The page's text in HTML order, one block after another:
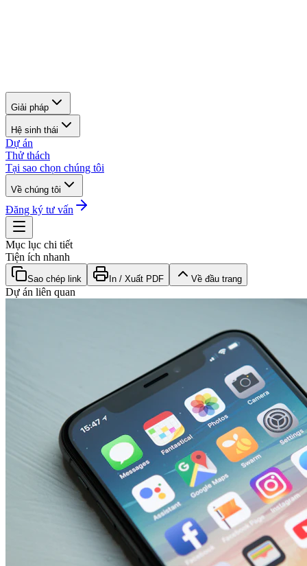
Giải pháp
Hệ sinh thái
Dự án
Thử thách
Tại sao chọn chúng tôi
Về chúng tôi
Đăng ký tư vấn
Mục lục chi tiết
Tiện ích nhanh
Sao chép link In / Xuất PDF Về đầu trang
Dự án liên quan